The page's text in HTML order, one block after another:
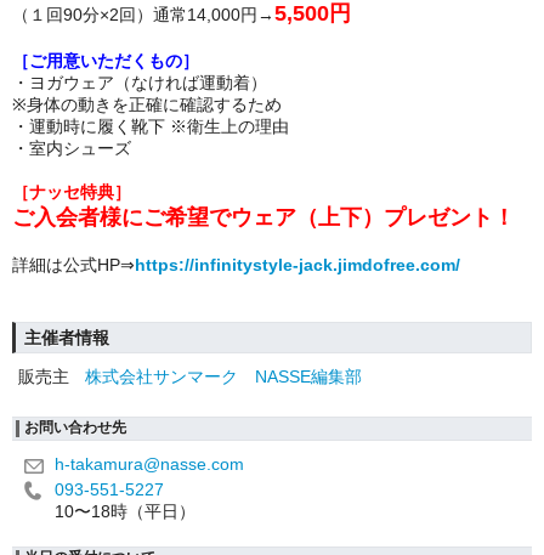
（１回90分×2回）通常14,000円→5,500円
［ご用意いただくもの］
・ヨガウェア（なければ運動着）
※身体の動きを正確に確認するため
・運動時に履く靴下 ※衛生上の理由
・室内シューズ
［ナッセ特典］
ご入会者様にご希望でウェア（上下）プレゼント！
詳細は公式HP⇒https://infinitystyle-jack.jimdofree.com/
主催者情報
販売主
株式会社サンマーク NASSE編集部
お問い合わせ先
h-takamura@nasse.com
093-551-5227
10〜18時（平日）